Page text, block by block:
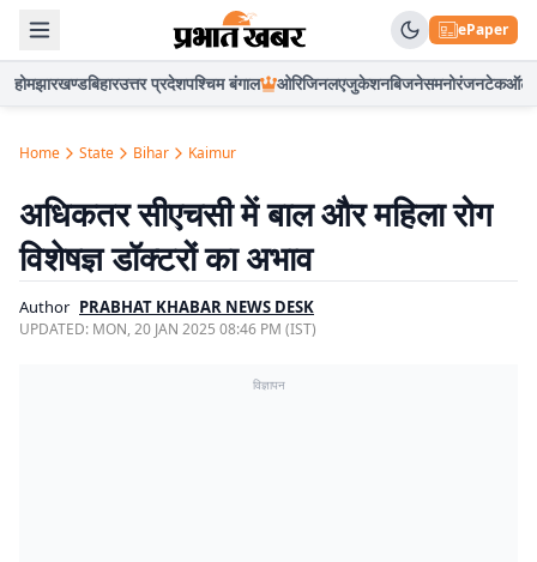
ePaper
होमझारखण्डबिहारउत्तर प्रदेशपश्चिम बंगाल ओरिजिनलएजुकेशनबिजनेसमनोरंजनटेकऑटो
Home State Bihar Kaimur
अधिकतर सीएचसी में बाल और महिला रोग
विशेषज्ञ डॉक्टरों का अभाव
Author PRABHAT KHABAR NEWS DESK
UPDATED: MON, 20 JAN 2025 08:46 PM (IST)
विज्ञापन